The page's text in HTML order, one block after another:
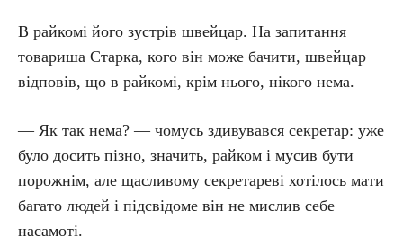
В райкомі його зустрів швейцар. На запитання
товариша Старка, кого він може бачити, швейцар
відповів, що в райкомі, крім нього, нікого нема.
— Як так нема? — чомусь здивувався секретар: уже
було досить пізно, значить, райком і мусив бути
порожнім, але щасливому секретареві хотілось мати
багато людей і підсвідоме він не мислив себе
насамоті.